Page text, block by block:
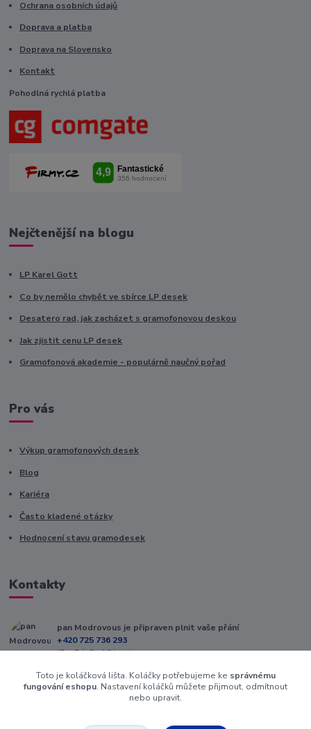
Ochrana osobních údajů
Doprava a platba
Doprava na Slovensko
Kontakt
Pohodlná rychlá platba
Nejčtenější na blogu
LP Karel Gott
Co by nemělo chybět ve sbírce LP desek
Desatero rad, jak zacházet s gramofonovou deskou
Jak zjistit cenu LP desek
Gramofonová akademie - populárně naučný pořad
Pro vás
Výkup gramofonových desek
Blog
Kariéra
Často kladené otázky
Hodnocení stavu gramodesek
Kontakty
pan Modrovous je připraven plnit vaše přání
+420 725 736 293
(Po-Pá, 8 - 16 hod.)
info@modrovous.cz
Toto je koláčková lišta. Koláčky potřebujeme ke správnému
fungování eshopu. Nastavení koláčků můžete přijmout, odmítnout
nebo upravit.